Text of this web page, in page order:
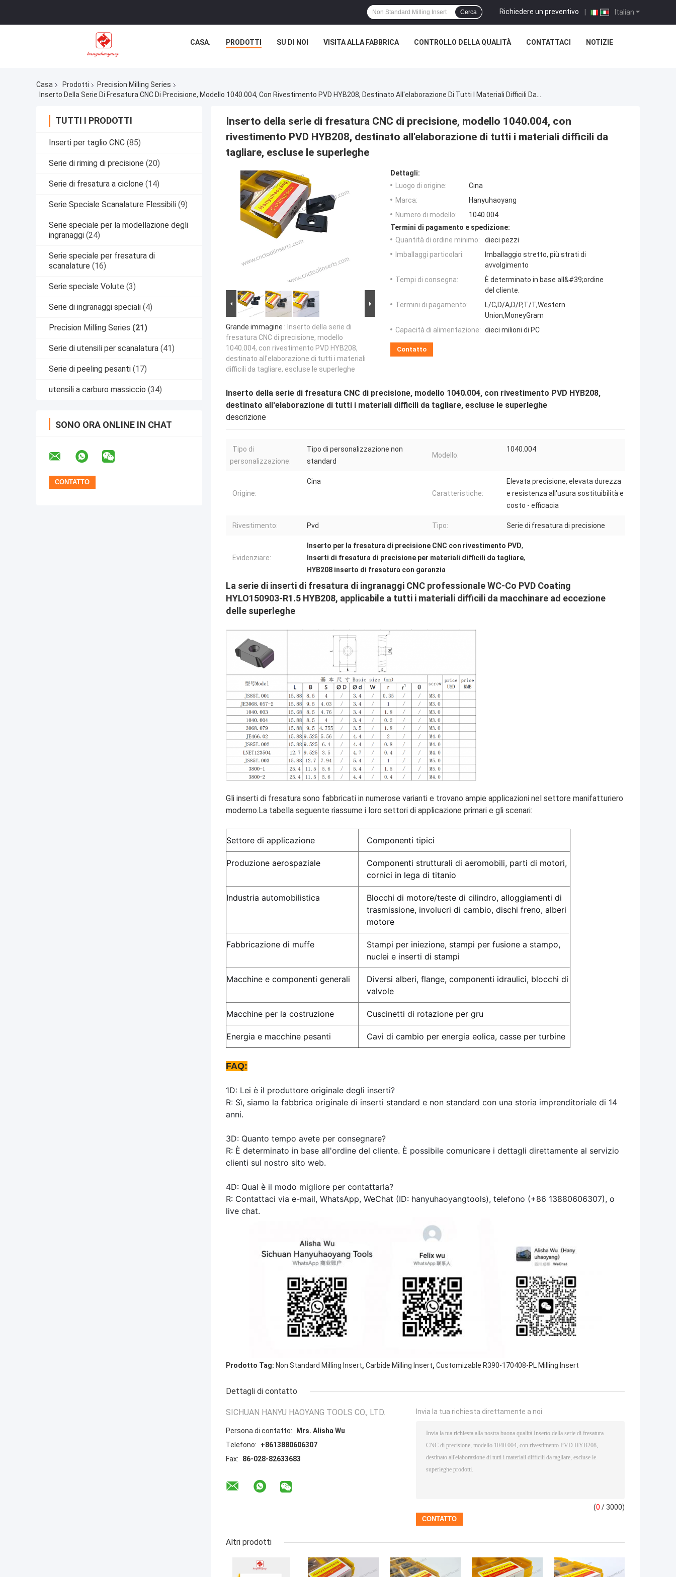
Italian
Richiedere un preventivo |
Cerca
CASA. PRODOTTI SU DI NOI VISITA ALLA FABBRICA CONTROLLO DELLA QUALITÀ CONTATTACI NOTIZIE
Casa Prodotti
Precision Milling Series
TUTTI I PRODOTTI
Inserti per taglio CNC (85)
Serie di riming di precisione (20)
Serie di fresatura a ciclone (14)
Serie Speciale Scanalature Flessibili (9)
Serie speciale per la modellazione degli
ingranaggi (24)
Serie speciale per fresatura di
scanalature (16)
Serie speciale Volute (3)
Serie di ingranaggi speciali (4)
Precision Milling Series (21)
Serie di utensili per scanalatura (41)
Serie di peeling pesanti (17)
utensili a carburo massiccio (34)
SONO ORA ONLINE IN CHAT
Inserto della serie di fresatura CNC di precisione, modello 1040.004, con
rivestimento PVD HYB208, destinato all'elaborazione di tutti i materiali difficili da
tagliare, escluse le superleghe
Grande immagine : Inserto della serie di
fresatura CNC di precisione, modello
1040.004, con rivestimento PVD HYB208,
destinato all'elaborazione di tutti i materiali
difficili da tagliare, escluse le superleghe
Dettagli:
Luogo di origine:
Cina
Marca:
Hanyuhaoyang
Numero di modello:
1040.004
Termini di pagamento e spedizione:
Quantità di ordine minimo:
dieci pezzi
Imballaggi particolari:
Imballaggio stretto, più strati di
avvolgimento
Tempi di consegna:
È determinato in base all&#39;ordine
del cliente.
Termini di pagamento:
L/C,D/A,D/P,T/T,Western
Union,MoneyGram
Capacità di alimentazione: dieci milioni di PC
Contatto
Inserto della serie di fresatura CNC di precisione, modello 1040.004, con rivestimento PVD HYB208,
destinato all'elaborazione di tutti i materiali difficili da tagliare, escluse le superleghe
descrizione
Tipo di
personalizzazione:
Tipo di personalizzazione non
standard
Modello:
1040.004
Origine:
Cina
Caratteristiche:
Elevata precisione, elevata durezza
e resistenza all'usura sostituibilità e
costo - efficacia
Rivestimento: Pvd Tipo: Serie di fresatura di precisione
Evidenziare:
Inserto per la fresatura di precisione CNC con rivestimento PVD,
Inserti di fresatura di precisione per materiali difficili da tagliare,
HYB208 inserto di fresatura con garanzia
La serie di inserti di fresatura di ingranaggi CNC professionale WC-Co PVD Coating
HYLO150903-R1.5 HYB208, applicabile a tutti i materiali difficili da macchinare ad eccezione
delle superleghe
Gli inserti di fresatura sono fabbricati in numerose varianti e trovano ampie applicazioni nel settore manifatturiero
moderno.La tabella seguente riassume i loro settori di applicazione primari e gli scenari:
Settore di applicazione Componenti tipici
Produzione aerospaziale
Componenti strutturali di aeromobili, parti di motori,
cornici in lega di titanio
Industria automobilistica
Blocchi di motore/teste di cilindro, alloggiamenti di
trasmissione, involucri di cambio, dischi freno, alberi
motore
Fabbricazione di muffe
Stampi per iniezione, stampi per fusione a stampo,
nuclei e inserti di stampi
Macchine e componenti generali
Diversi alberi, flange, componenti idraulici, blocchi di
valvole
Macchine per la costruzione Cuscinetti di rotazione per gru
Energia e macchine pesanti Cavi di cambio per energia eolica, casse per turbine
FAQ:
1D: Lei è il produttore originale degli inserti?
R: Sì, siamo la fabbrica originale di inserti standard e non standard con una storia imprenditoriale di 14
anni.
3D: Quanto tempo avete per consegnare?
R: È determinato in base all'ordine del cliente. È possibile comunicare i dettagli direttamente al servizio
clienti sul nostro sito web.
4D: Qual è il modo migliore per contattarla?
R: Contattaci via e-mail, WhatsApp, WeChat (ID: hanyuhaoyangtools), telefono (+86 13880606307), o
live chat.
Prodotto Tag: Non Standard Milling Insert, Carbide Milling Insert, Customizable R390-170408-PL Milling Insert
Dettagli di contatto
SICHUAN HANYU HAOYANG TOOLS CO., LTD.
Persona di contatto:
Mrs. Alisha Wu
Telefono:
+8613880606307
Fax:
86-028-82633683
Invia la tua richiesta direttamente a noi
(0 / 3000)
Altri prodotti